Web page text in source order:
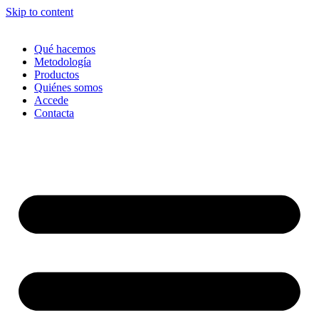
Skip to content
Qué hacemos
Metodología
Productos
Quiénes somos
Accede
Contacta